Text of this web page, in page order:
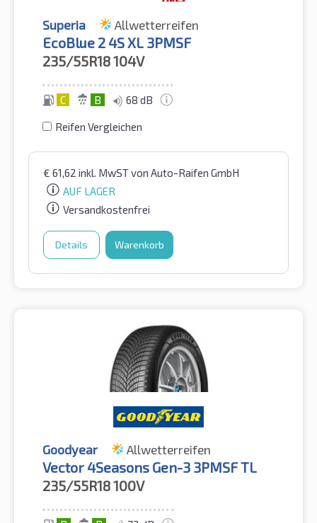
Superia Allwetterreifen
EcoBlue 2 4S XL 3PMSF
235/55R18104V
C B 68 dB
Reifen Vergleichen
€ 61,62 inkl. MwSTvon Auto-Raifen GmbH
AUF LAGER
Versandkostenfrei
Details Warenkorb
Goodyear Allwetterreifen
Vector 4Seasons Gen-3 3PMSF TL
235/55R18100V